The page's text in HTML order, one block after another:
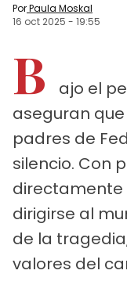
PorPaula Moskal
16 oct 2025 - 19:55
B
ajo el
aseguran
padres de
silencio. Con
directamente
dirigirse al
de la
valores del